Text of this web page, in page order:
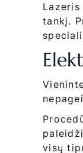
tankį.
visų